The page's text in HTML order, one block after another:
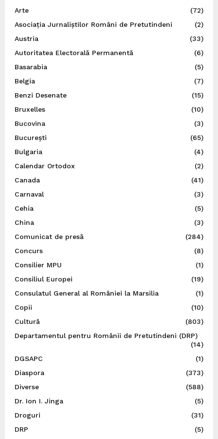
Arte
(72)
Asociația Jurnaliștilor Români de Pretutindeni
(2)
Austria
(33)
Autoritatea Electorală Permanentă
(6)
Basarabia
(5)
Belgia
(7)
Benzi Desenate
(15)
Bruxelles
(10)
Bucovina
(3)
București
(65)
Bulgaria
(4)
Calendar Ortodox
(2)
Canada
(41)
Carnaval
(3)
Cehia
(5)
China
(3)
Comunicat de presă
(284)
Concurs
(8)
Consilier MPU
(1)
Consiliul Europei
(19)
Consulatul General al României la Marsilia
(1)
Copii
(10)
Cultură
(803)
Departamentul pentru Românii de Pretutindeni (DRP)
(14)
DGSAPC
(1)
Diaspora
(373)
Diverse
(588)
Dr. Ion I. Jinga
(5)
Droguri
(31)
DRP
(5)